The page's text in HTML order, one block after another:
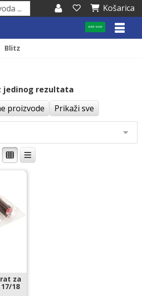
Košarica
WEB SHOP
Blitz
jedinog rezultata
proizvode
Prikaži sve
za
18